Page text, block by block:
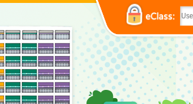
eClass: